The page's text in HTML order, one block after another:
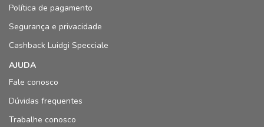
Política de pagamento
Segurança e privacidade
Cashback Luidgi Specciale
AJUDA
Fale conosco
Dúvidas frequentes
Trabalhe conosco